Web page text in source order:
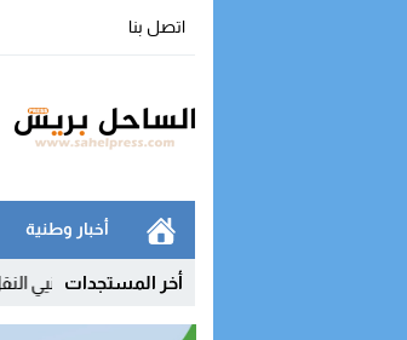
اتصل بنا
أخبار وطنية
أخر المستجدات
المحروقات يفجر غضب مهنيي النقل الطرقي..